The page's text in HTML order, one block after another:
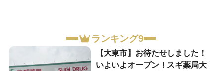
ランキング9
【大東市】お待たせしました！
いよいよオープン！スギ薬局大